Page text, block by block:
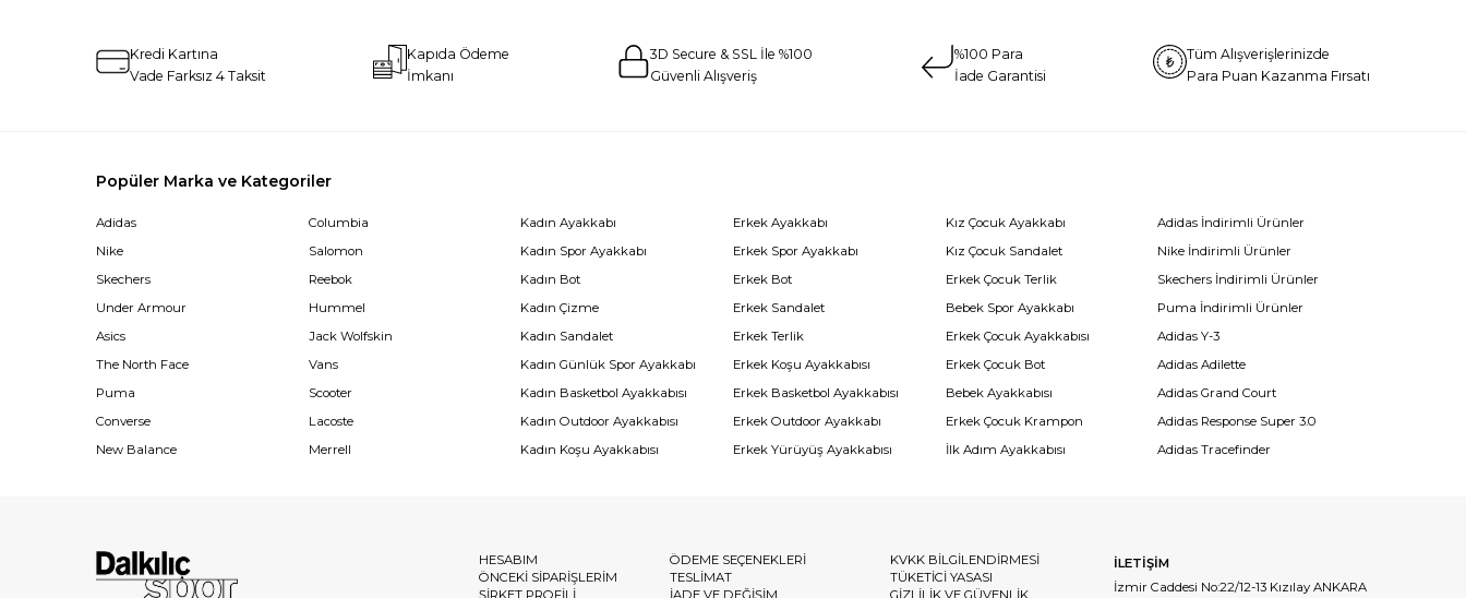
Kredi Kartına
Vade Farksız 4 Taksit
Kapıda Ödeme
İmkanı
3D Secure & SSL İle %100
Güvenli Alışveriş
%100 Para
İade Garantisi
Tüm Alışverişlerinizde
Para Puan Kazanma Fırsatı
Popüler Marka ve Kategoriler
Adidas
Nike
Skechers
Under Armour
Asics
The North Face
Puma
Converse
New Balance
Columbia
Salomon
Reebok
Hummel
Jack Wolfskin
Vans
Scooter
Lacoste
Merrell
Kadın Ayakkabı
Kadın Spor Ayakkabı
Kadın Bot
Kadın Çizme
Kadın Sandalet
Kadın Günlük Spor Ayakkabı
Kadın Basketbol Ayakkabısı
Kadın Outdoor Ayakkabısı
Kadın Koşu Ayakkabısı
Erkek Ayakkabı
Erkek Spor Ayakkabı
Erkek Bot
Erkek Sandalet
Erkek Terlik
Erkek Koşu Ayakkabısı
Erkek Basketbol Ayakkabısı
Erkek Outdoor Ayakkabı
Erkek Yürüyüş Ayakkabısı
Kız Çocuk Ayakkabı
Kız Çocuk Sandalet
Erkek Çocuk Terlik
Bebek Spor Ayakkabı
Erkek Çocuk Ayakkabısı
Erkek Çocuk Bot
Bebek Ayakkabısı
Erkek Çocuk Krampon
İlk Adım Ayakkabısı
Adidas İndirimli Ürünler
Nike İndirimli Ürünler
Skechers İndirimli Ürünler
Puma İndirimli Ürünler
Adidas Y-3
Adidas Adilette
Adidas Grand Court
Adidas Response Super 3.0
Adidas Tracefinder
HESABIM
ÖNCEKİ SİPARİŞLERİM
ŞİRKET PROFİLİ
ÖDEME SEÇENEKLERİ
TESLİMAT
İADE VE DEĞİŞİM
KVKK BİLGİLENDİRMESİ
TÜKETİCİ YASASI
GİZLİLİK VE GÜVENLİK
İLETİŞİM
İzmir Caddesi No:22/12-13 Kızılay ANKARA